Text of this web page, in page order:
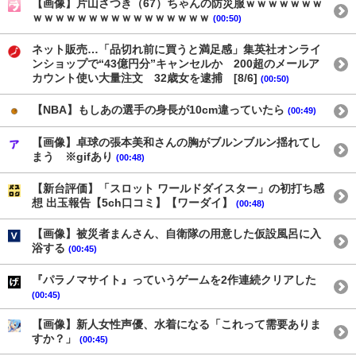
【画像】片山さつき（67）ちゃんの防災服ｗｗｗｗｗｗｗ
ｗｗｗｗｗｗｗｗｗｗｗｗｗｗｗｗ (00:50)
ネット販売…「品切れ前に買うと満足感」集英社オンライ
ンショップで“43億円分”キャンセルか 200超のメールア
カウント使い大量注文 32歳女を逮捕 [8/6] (00:50)
【NBA】もしあの選手の身長が10cm違っていたら (00:49)
【画像】卓球の張本美和さんの胸がブルンブルン揺れてし
まう ※gifあり (00:48)
【新台評価】「スロット ワールドダイスター」の初打ち感
想 出玉報告【5ch口コミ】【ワーダイ】
(00:48)
【画像】被災者まんさん、自衛隊の用意した仮設風呂に入
浴する (00:45)
『パラノマサイト』っていうゲームを2作連続クリアした
(00:45)
【画像】新人女性声優、水着になる「これって需要ありま
すか？」
(00:45)